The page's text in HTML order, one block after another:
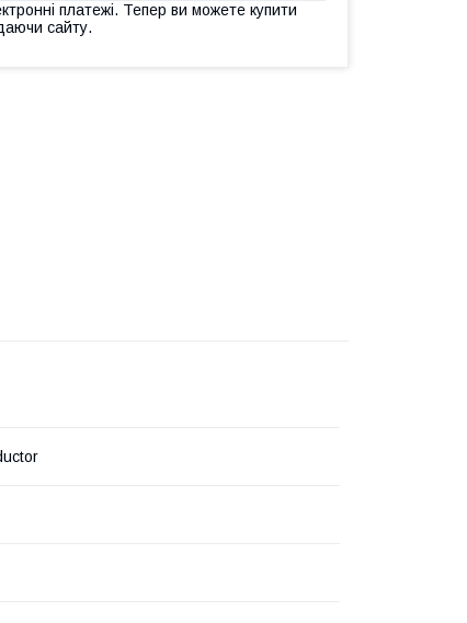
платежі. Тепер ви можете купити
сайту.